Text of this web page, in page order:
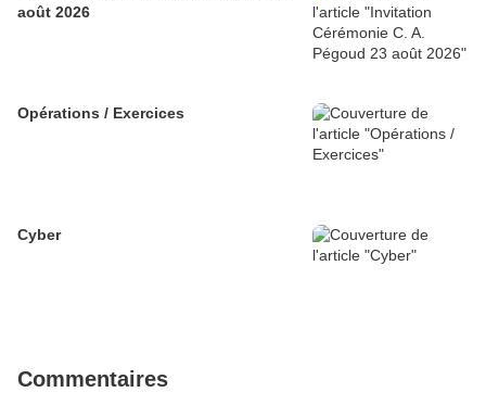
août 2026
Opérations / Exercices
Cyber
Commentaires